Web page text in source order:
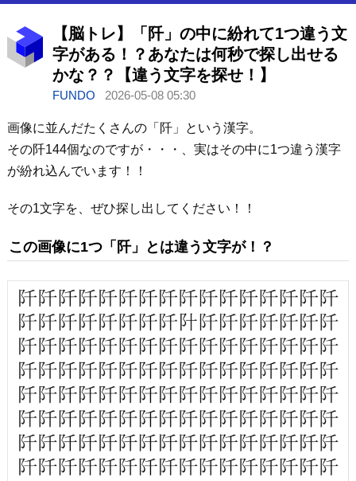
【脳トレ】「阡」の中に紛れて1つ違う文
字がある！？あなたは何秒で探し出せる
かな？？【違う文字を探せ！】
FUNDO 2026-05-08 05:30
画像に並んだたくさんの「阡」という漢字。
その阡144個なのですが・・・、実はその中に1つ違う漢字
が紛れ込んでいます！！
その1文字を、ぜひ探し出してください！！
この画像に1つ「阡」とは違う文字が！？